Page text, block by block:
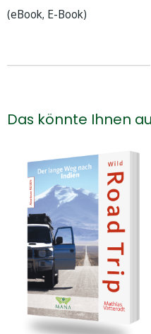
(eBook, E-Book)
Das könnte Ihnen